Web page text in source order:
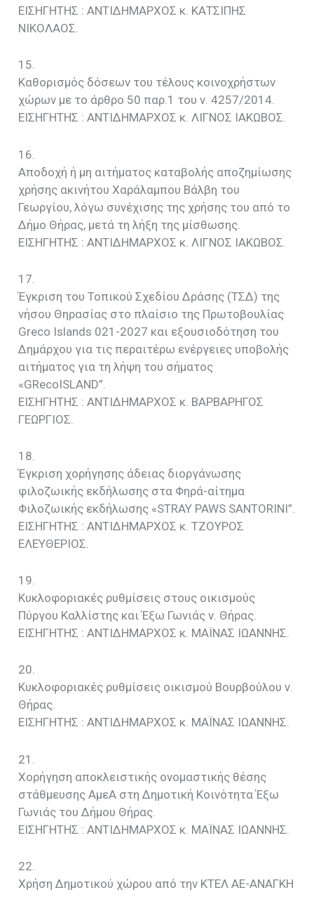
EIΣΗΓΗΤΗΣ : ΑΝΤΙΔΗΜΑΡΧΟΣ κ. ΚΑΤΣΙΠΗΣ
ΝΙΚΟΛΑΟΣ.
15.
Καθορισμός δόσεων του τέλους κοινοχρήστων
χώρων με το άρθρο 50 παρ.1 του ν. 4257/2014.
EIΣΗΓΗΤΗΣ : ΑΝΤΙΔΗΜΑΡΧΟΣ κ. ΛΙΓΝΟΣ ΙΑΚΩΒΟΣ.
16.
Αποδοχή ή μη αιτήματος καταβολής αποζημίωσης
χρήσης ακινήτου Χαράλαμπου Βάλβη του
Γεωργίου, λόγω συνέχισης της χρήσης του από το
Δήμο Θήρας, μετά τη λήξη της μίσθωσης.
EIΣΗΓΗΤΗΣ : ΑΝΤΙΔΗΜΑΡΧΟΣ κ. ΛΙΓΝΟΣ ΙΑΚΩΒΟΣ.
17.
Έγκριση του Τοπικού Σχεδίου Δράσης (ΤΣΔ) της
νήσου Θηρασίας στο πλαίσιο της Πρωτοβουλίας
Greco Islands 021-2027 και εξουσιοδότηση του
Δημάρχου για τις περαιτέρω ενέργειες υποβολής
αιτήματος για τη λήψη του σήματος
«GRecoISLAND”.
EIΣΗΓΗΤΗΣ : ΑΝΤΙΔΗΜΑΡΧΟΣ κ. BAΡΒΑΡΗΓΟΣ
ΓΕΩΡΓΙΟΣ.
18.
Έγκριση χορήγησης άδειας διοργάνωσης
φιλοζωικής εκδήλωσης στα Φηρά-αίτημα
Φιλοζωικής εκδήλωσης «STRAY PAWS SANTORINI”.
EIΣΗΓΗΤΗΣ : ΑΝΤΙΔΗΜΑΡΧΟΣ κ. TZOYΡΟΣ
ΕΛΕΥΘΕΡΙΟΣ.
19.
Kυκλοφοριακές ρυθμίσεις στους οικισμούς
Πύργου Καλλίστης και Έξω Γωνιάς ν. Θήρας.
EIΣΗΓΗΤΗΣ : ΑΝΤΙΔΗΜΑΡΧΟΣ κ. ΜΑΪΝΑΣ ΙΩΑΝΝΗΣ.
20.
Kυκλοφοριακές ρυθμίσεις οικισμού Βουρβούλου ν.
Θήρας.
EIΣΗΓΗΤΗΣ : ΑΝΤΙΔΗΜΑΡΧΟΣ κ. ΜΑΪΝΑΣ ΙΩΑΝΝΗΣ.
21.
Χορήγηση αποκλειστικής ονομαστικής θέσης
στάθμευσης ΑμεΑ στη Δημοτική Κοινότητα Έξω
Γωνιάς του Δήμου Θήρας.
EIΣΗΓΗΤΗΣ : ΑΝΤΙΔΗΜΑΡΧΟΣ κ. ΜΑΪΝΑΣ ΙΩΑΝΝΗΣ.
22.
Xρήση Δημοτικού χώρου από την ΚΤΕΛ ΑΕ-ΑΝΑΓΚΗ